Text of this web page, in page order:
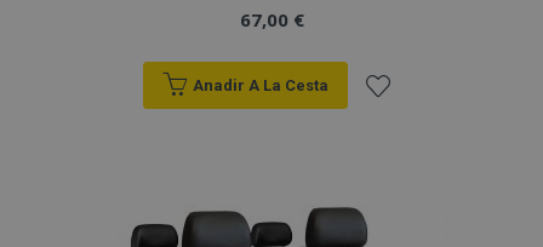
67,00 €
Anadir A La Cesta
Lista